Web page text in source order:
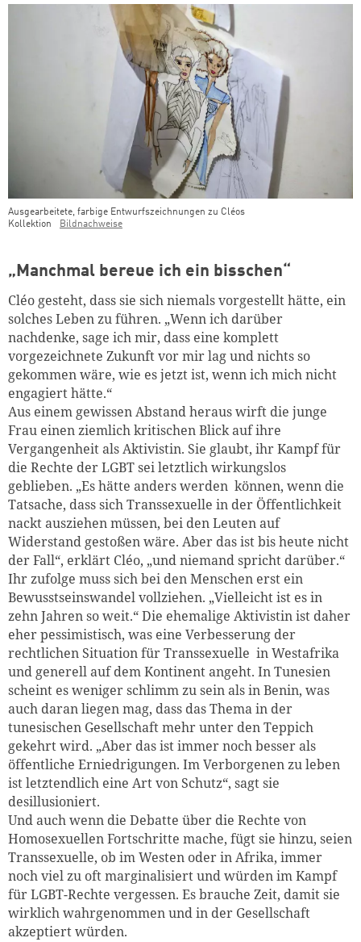
Ausgearbeitete, farbige Entwurfszeichnungen zu Cléos
Kollektion
Bildnachweise
„Manchmal bereue ich ein bisschen“
Cléo gesteht, dass sie sich niemals vorgestellt hätte, ein
solches Leben zu führen. „Wenn ich darüber
nachdenke, sage ich mir, dass eine komplett
vorgezeichnete Zukunft vor mir lag und nichts so
gekommen wäre, wie es jetzt ist, wenn ich mich nicht
engagiert hätte.“
Aus einem gewissen Abstand heraus wirft die junge
Frau einen ziemlich kritischen Blick auf ihre
Vergangenheit als Aktivistin. Sie glaubt, ihr Kampf für
die Rechte der LGBT sei letztlich wirkungslos
geblieben. „Es hätte anders werden können, wenn die
Tatsache, dass sich Transsexuelle in der Öffentlichkeit
nackt ausziehen müssen, bei den Leuten auf
Widerstand gestoßen wäre. Aber das ist bis heute nicht
der Fall“, erklärt Cléo, „und niemand spricht darüber.“
Ihr zufolge muss sich bei den Menschen erst ein
Bewusstseinswandel vollziehen. „Vielleicht ist es in
zehn Jahren so weit.“ Die ehemalige Aktivistin ist daher
eher pessimistisch, was eine Verbesserung der
rechtlichen Situation für Transsexuelle in Westafrika
und generell auf dem Kontinent angeht. In Tunesien
scheint es weniger schlimm zu sein als in Benin, was
auch daran liegen mag, dass das Thema in der
tunesischen Gesellschaft mehr unter den Teppich
gekehrt wird. „Aber das ist immer noch besser als
öffentliche Erniedrigungen. Im Verborgenen zu leben
ist letztendlich eine Art von Schutz“, sagt sie
desillusioniert.
Und auch wenn die Debatte über die Rechte von
Homosexuellen Fortschritte mache, fügt sie hinzu, seien
Transsexuelle, ob im Westen oder in Afrika, immer
noch viel zu oft marginalisiert und würden im Kampf
für LGBT-Rechte vergessen. Es brauche Zeit, damit sie
wirklich wahrgenommen und in der Gesellschaft
akzeptiert würden.